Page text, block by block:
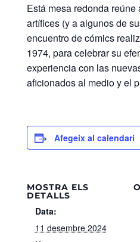
Está mesa redonda
artífices (y a algunos de
encuentro de cómics
1974, para celebrar su
experiencia con las
aficionados al medio y el
Afegeix al calendari
MOSTRA ELS
DETALLS
Data:
11 desembre 2024